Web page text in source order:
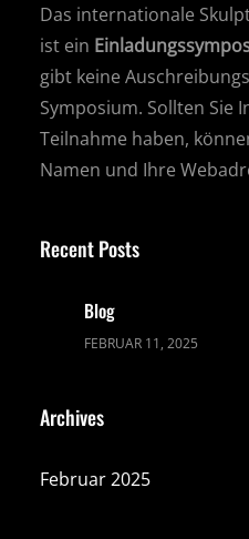
Das internationale
ist ein
gibt keine
Symposium. Sollten Sie
Teilnahme haben,
Namen und Ihre
Recent Posts
Blog
FEBRUAR 11, 2025
Archives
Februar 2025